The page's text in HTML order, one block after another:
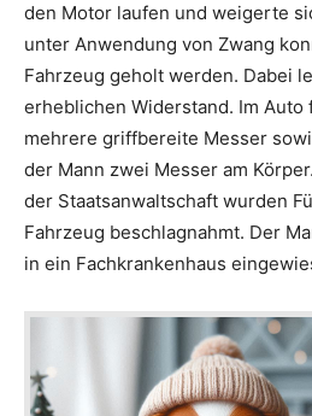
den Motor laufen und weigerte
unter Anwendung von Zwang
Fahrzeug geholt werden. Dabei
erheblichen Widerstand. Im Auto
mehrere griffbereite Messer
der Mann zwei Messer am
der Staatsanwaltschaft wurden
Fahrzeug beschlagnahmt. Der
in ein Fachkrankenhaus